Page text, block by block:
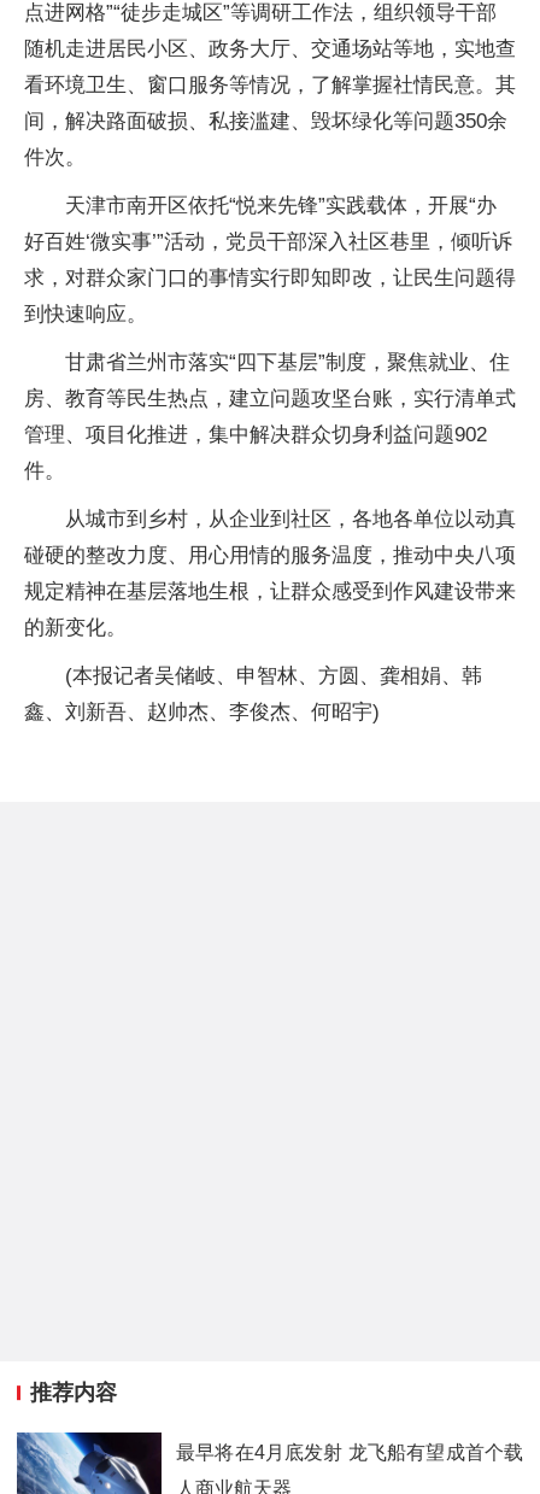
点进网格”“徒步走城区”等调研工作法，组织领导干部
随机走进居民小区、政务大厅、交通场站等地，实地查
看环境卫生、窗口服务等情况，了解掌握社情民意。其
间，解决路面破损、私接滥建、毁坏绿化等问题350余
件次。
天津市南开区依托“悦来先锋”实践载体，开展“办
好百姓‘微实事’”活动，党员干部深入社区巷里，倾听诉
求，对群众家门口的事情实行即知即改，让民生问题得
到快速响应。
甘肃省兰州市落实“四下基层”制度，聚焦就业、住
房、教育等民生热点，建立问题攻坚台账，实行清单式
管理、项目化推进，集中解决群众切身利益问题902
件。
从城市到乡村，从企业到社区，各地各单位以动真
碰硬的整改力度、用心用情的服务温度，推动中央八项
规定精神在基层落地生根，让群众感受到作风建设带来
的新变化。
(本报记者吴储岐、申智林、方圆、龚相娟、韩
鑫、刘新吾、赵帅杰、李俊杰、何昭宇)
推荐内容
最早将在4月底发射 龙飞船有望成首个载
人商业航天器